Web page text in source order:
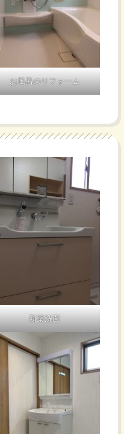
お風呂のリフォーム
新築洗面